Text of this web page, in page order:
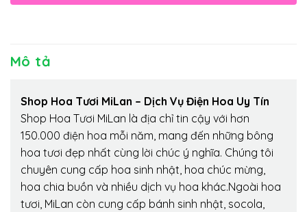
Mô tả
Shop Hoa Tươi MiLan – Dịch Vụ Điện Hoa Uy Tín
Shop Hoa Tươi MiLan là địa chỉ tin cậy với hơn
150.000 điện hoa mỗi năm, mang đến những bông
hoa tươi đẹp nhất cùng lời chúc ý nghĩa. Chúng tôi
chuyên cung cấp hoa sinh nhật, hoa chúc mừng,
hoa chia buồn và nhiều dịch vụ hoa khác.Ngoài hoa
tươi, MiLan còn cung cấp bánh sinh nhật, socola,